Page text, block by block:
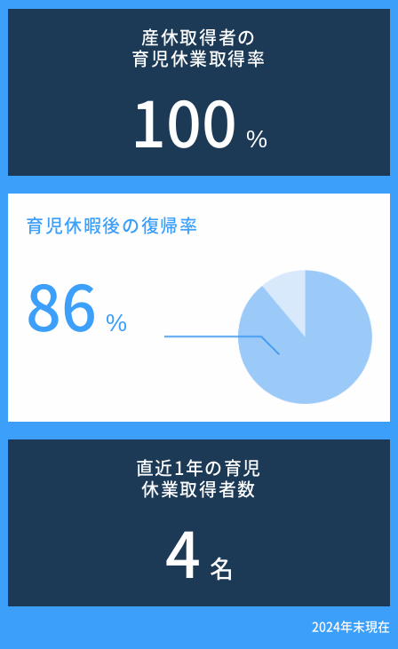
産休取得者の
育児休業取得率
100 %
育児休暇後の復帰率
86 %
直近1年の育児
休業取得者数
4 名
2024年末現在